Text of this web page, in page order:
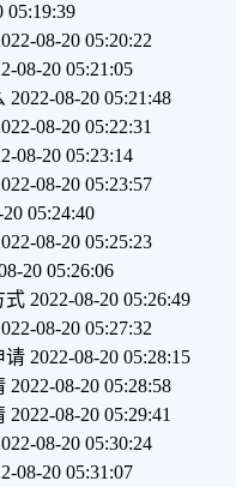
05:19:39
08-20 05:20:22
08-20 05:21:05
2022-08-20 05:21:48
08-20 05:22:31
08-20 05:23:14
08-20 05:23:57
05:24:40
08-20 05:25:23
20 05:26:06
式 2022-08-20 05:26:49
08-20 05:27:32
请 2022-08-20 05:28:15
2022-08-20 05:28:58
2022-08-20 05:29:41
08-20 05:30:24
08-20 05:31:07